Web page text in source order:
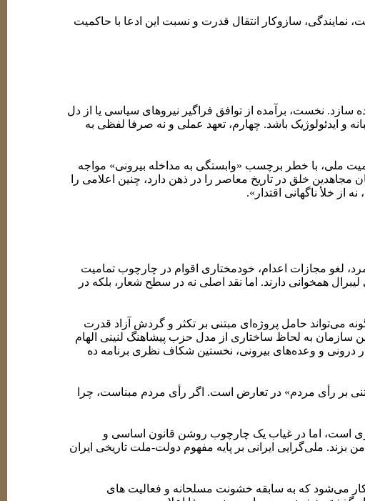
سازوکار انتقال قدرت و نسبت این ادعا با حاکمیت
نخست، برآمده از توافق فراگیر نیروهای سیاسی یا از دل
و ایدئولوژیک باشد. چهارم، تعهد عملی و نه صرفا لفظی به
ملی، با خطر برچسب «وابستگی به مداخله بیرونی» مواجه
خلق در تاریخ معاصر را در ذهن دارد، چنین اعلامی را
از خلأ ناگهانی اقتدار».
لغو مجازات اعدام، خودمختاری اقوام در چارچوب تمامیت
همخوانی دارند. اما نقد اصلی نه در سطح شعار، بلکه در
می‌تواند حامل پروژه‌ای مبتنی بر تکثر و گردش آزاد قدرت
سازمان به لحاظ ساختاری از مدل حزب پیشاهنگ لنینی الهام
درونی و وعده‌های بیرونی، نخستین شکاف نظری برنامه ده
بر رأی مردم» در تعارض است. اگر رأی مردم مبناست، چرا
است، اما در غیاب یک چارچوب روشن قانون اساسی و
ملی‌گرایی ایرانی بر پایه مفهوم دولت-ملت تاریخی ایران
می‌شود که به سابقه خشونت مسلحانه و فعالیت های